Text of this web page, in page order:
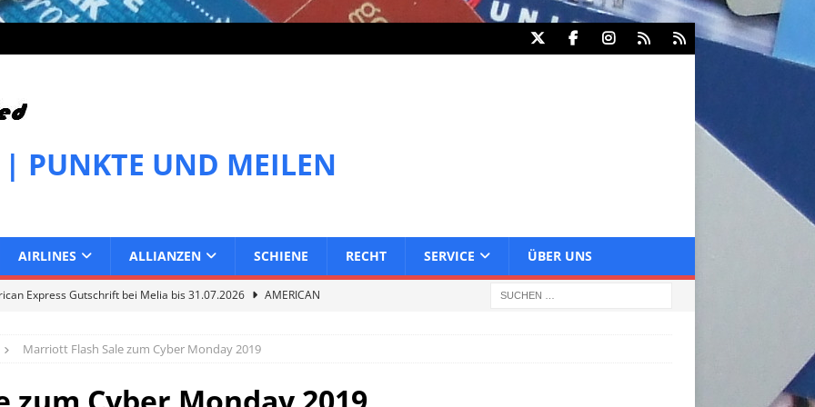
PUNKTE UND MEILEN
AIRLINES ALLIANZEN SCHIENE RECHT SERVICE ÜBER UNS
Express Gutschrift bei Melia bis 31.07.2026
AMERICAN
Express Gutschrift bei IHG bis 27.07.2026
AMERICAN
Marriott Flash Sale zum Cyber Monday 2019